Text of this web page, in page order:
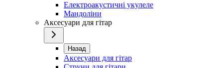
Електроакустичні укулеле
Мандоліни
Аксесуари для гітар
Назад
Аксесуари для гітар